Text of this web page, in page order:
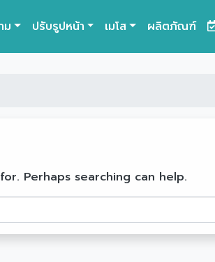
ม ปรับรูปหน้า เมโส ผลิตภัณฑ์
Perhaps searching can help.